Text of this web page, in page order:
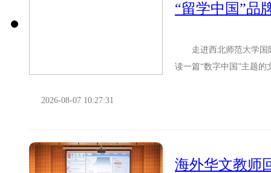
“留学中国”品
走进西北师范大学国际
读一篇“数字中国”主题
2026-08-07 10:27:31
海外华文教师